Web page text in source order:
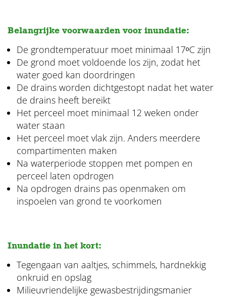
Belangrijke voorwaarden voor inundatie:
De grondtemperatuur moet minimaal 17ᵒC zijn
De grond moet voldoende los zijn, zodat het
water goed kan doordringen
De drains worden dichtgestopt nadat het water
de drains heeft bereikt
Het perceel moet minimaal 12 weken onder
water staan
Het perceel moet vlak zijn. Anders meerdere
compartimenten maken
Na waterperiode stoppen met pompen en
perceel laten opdrogen
Na opdrogen drains pas openmaken om
inspoelen van grond te voorkomen
Inundatie in het kort:
Tegengaan van aaltjes, schimmels, hardnekkig
onkruid en opslag
Milieuvriendelijke gewasbestrijdingsmanier